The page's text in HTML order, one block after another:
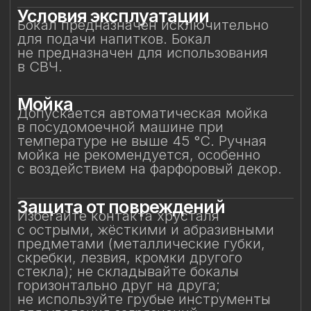
Особое внимание к
фарфоровому элементу
Фарфоровая фигурка результат ручной
работы, требующая исключительно
деликатного обращения.
Не прикасайтесь к фарфоровому
механическим воздействиям.
Бережное отношение к изделию
позволит на долгие годы сохранить его
красоту и изысканность, придавая
каждому напитку глубину вкуса
и особое настроение.
Смотрите также
Смотрите также